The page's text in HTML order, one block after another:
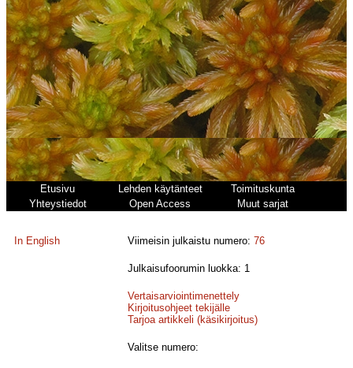
Etusivu Lehden käytänteet
Toimituskunta
Yhteystiedot
Open Access Muut sarjat
In English Viimeisin julkaistu numero:76
Julkaisufoorumin luokka: 1
Vertaisarviointimenettely
Kirjoitusohjeet tekijälle
Tarjoa artikkeli (käsikirjoitus)
Valitse numero: